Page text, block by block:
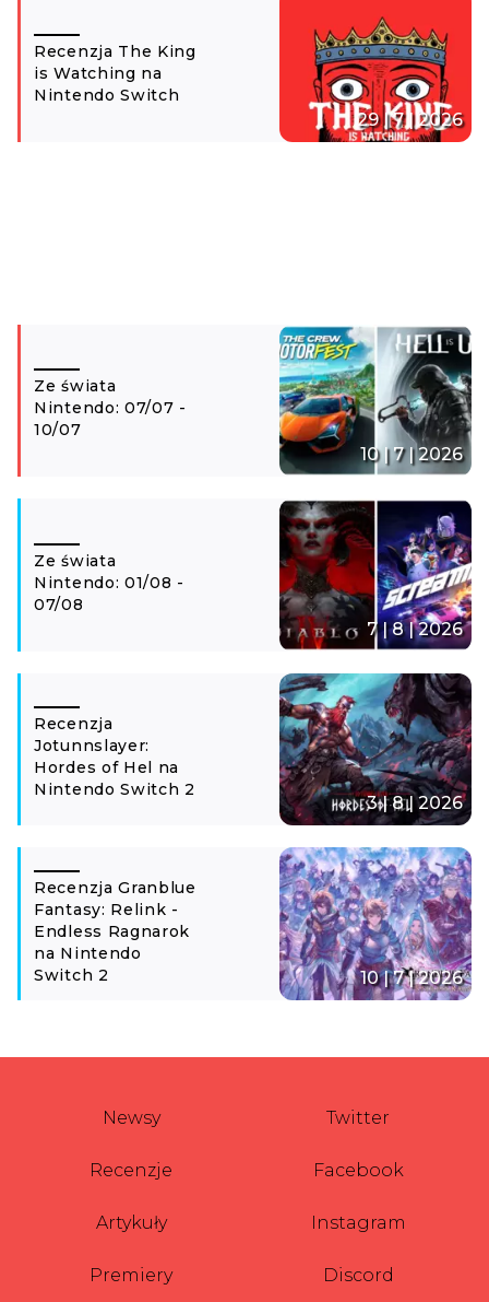
Recenzja The King
is Watching na
Nintendo Switch
29 | 7 | 2026
Ze świata
Nintendo: 07/07 -
10/07
10 | 7 | 2026
Ze świata
Nintendo: 01/08 -
07/08
7 | 8 | 2026
Recenzja
Jotunnslayer:
Hordes of Hel na
Nintendo Switch 2
3 | 8 | 2026
Recenzja Granblue
Fantasy: Relink -
Endless Ragnarok
na Nintendo
Switch 2
10 | 7 | 2026
Newsy
Recenzje
Artykuły
Premiery
Twitter
Facebook
Instagram
Discord